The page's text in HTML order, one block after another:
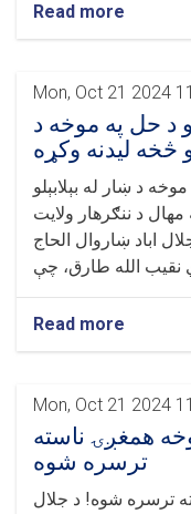
Read more
Mon, Oct 21 2024
د حل په موخه د
څخه ليدنه وکړه
د ښار له بېلابېلو
د ننګرهار ولایت
اباد ښاروال الحاج
Read more
Mon, Oct 21 2024
همغږۍ ناسته
ترسره شوه
ترسره شوه! د جلال